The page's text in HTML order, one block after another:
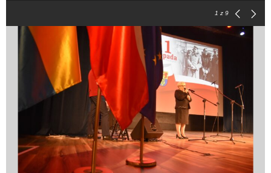
1 z 9